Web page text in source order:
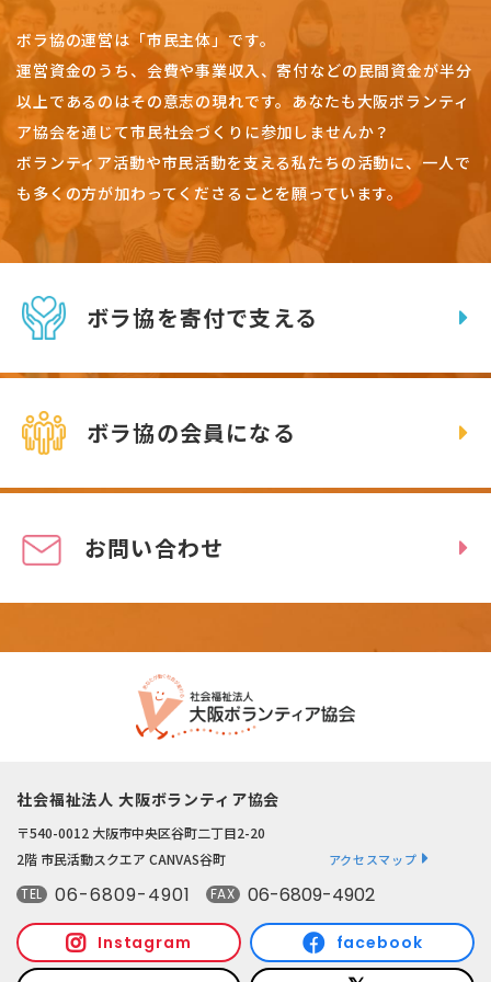
ボラ協の運営は「市民主体」です。
運営資金のうち、会費や事業収入、寄付などの民間資金が半分
以上であるのはその意志の現れです。 あなたも大阪ボランティ
ア協会を通じて市民社会づくりに参加しませんか？
ボランティア活動や市民活動を支える私たちの活動に、一人で
も多くの方が加わってくださることを願っています。
ボラ協を寄付で支える
ボラ協の会員になる
お問い合わせ
社会福祉法人 大阪ボランティア協会
〒540-0012 大阪市中央区谷町二丁目2-20
2階 市民活動スクエア CANVAS谷町
アクセスマップ
TEL 06-6809-4901 FAX 06-6809-4902
Instagram facebook